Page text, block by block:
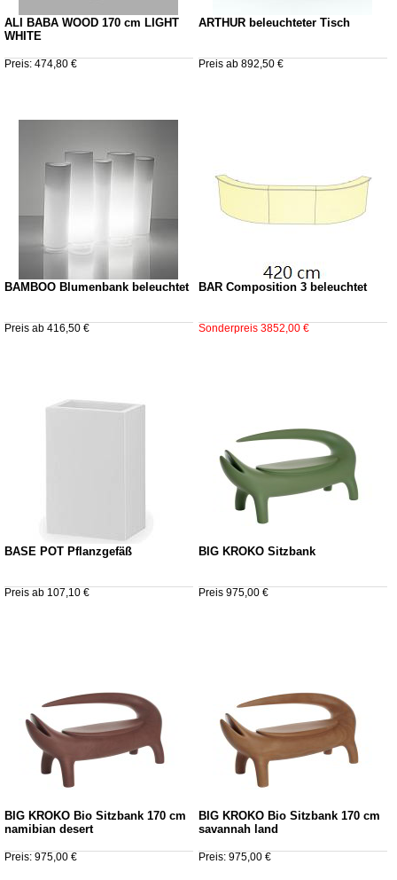
ALI BABA WOOD 170 cm LIGHT
WHITE
Preis: 474,80 €
ARTHUR beleuchteter Tisch
Preis ab 892,50 €
BAMBOO Blumenbank beleuchtet
Preis ab 416,50 €
BAR Composition 3 beleuchtet
Sonderpreis 3852,00 €
BASE POT Pflanzgefäß
Preis ab 107,10 €
BIG KROKO Sitzbank
Preis 975,00 €
BIG KROKO Bio Sitzbank 170 cm
namibian desert
Preis: 975,00 €
BIG KROKO Bio Sitzbank 170 cm
savannah land
Preis: 975,00 €